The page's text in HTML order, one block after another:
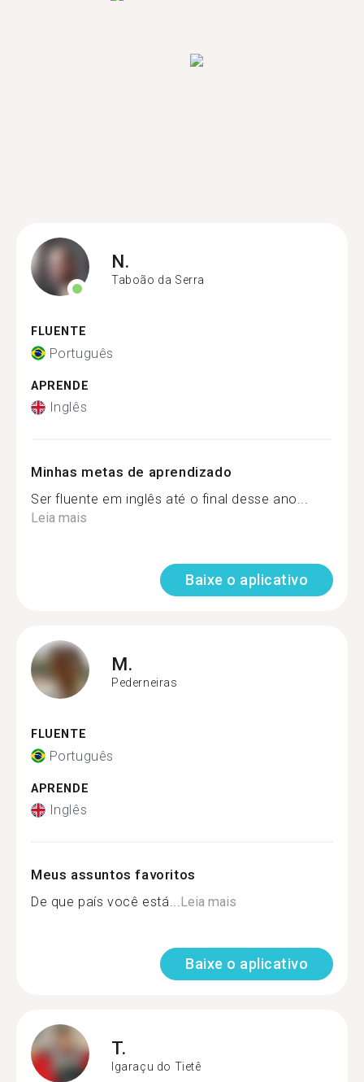
N.
Taboão da Serra
FLUENTE
Português
APRENDE
Inglês
Minhas metas de aprendizado
Ser fluente em inglês até o final desse ano...
Leia mais
Baixe o aplicativo
M.
Pederneiras
FLUENTE
Português
APRENDE
Inglês
Meus assuntos favoritos
De que país você está...Leia mais
Baixe o aplicativo
T.
Igaraçu do Tietê